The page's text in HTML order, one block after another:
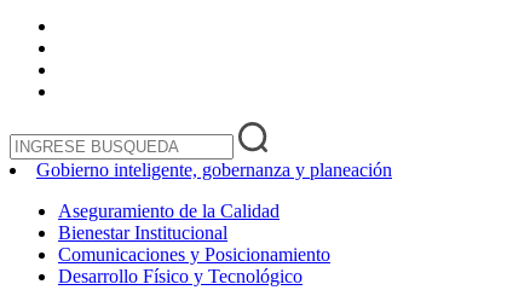
Gobierno inteligente, gobernanza y planeación
Aseguramiento de la Calidad
Bienestar Institucional
Comunicaciones y Posicionamiento
Desarrollo Físico y Tecnológico